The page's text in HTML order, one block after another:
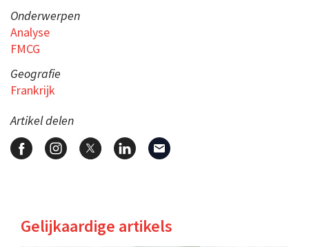
Onderwerpen
Analyse
FMCG
Geografie
Frankrijk
Artikel delen
Gelijkaardige artikels